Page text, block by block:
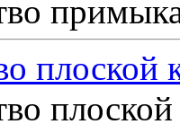
плоской